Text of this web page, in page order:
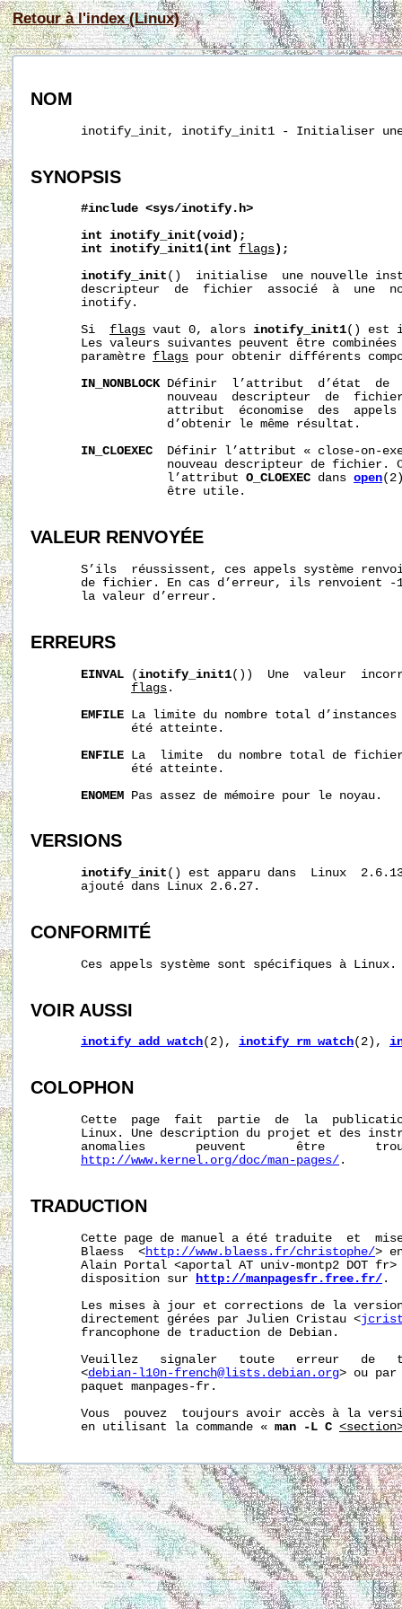
Retour à l'index (Linux)
NOM
inotify_init, inotify_init1 - Initialiser
SYNOPSIS
#include <sys/inotify.h>
int inotify_init(void);
int inotify_init1(int flags );
inotify_init ()  initialise  une nouvelle
descripteur  de  fichier  associé  à  une
       inotify.
       Si
flags vaut 0, alors inotify_init1() est
Les valeurs suivantes peuvent être
       paramètre
flags pour obtenir différents
IN_NONBLOCK Définir  l’attribut  d’état
nouveau  descripteur  de
attribut  économise  des
                   d’obtenir le même résultat.
IN_CLOEXEC
Définir l’attribut « close-on-
nouveau descripteur de fichier.
                   l’attribut
O_CLOEXEC dans open
                   être utile.
VALEUR RENVOYÉE
S’ils  réussissent, ces appels système
de fichier. En cas d’erreur, ils renvoient
       la valeur d’erreur.
ERREURS
EINVAL (inotify_init1())  Une  valeur
flags .
EMFILE La limite du nombre total
              été atteinte.
ENFILE La  limite  du nombre total de
              été atteinte.
ENOMEM Pas assez de mémoire pour le noyau.
VERSIONS
inotify_init () est apparu dans  Linux
       ajouté dans Linux 2.6.27.
CONFORMITÉ
       Ces appels système sont spécifiques à Linux.
VOIR AUSSI
inotify_add_watch(2), inotify_rm_watch(2),
COLOPHON
Cette  page  fait  partie  de  la
Linux. Une description du projet et des
anomalies       peuvent       être
http://www.kernel.org/doc/man-pages/ .
TRADUCTION
Cette page de manuel a été traduite  et
       Blaess  <
http://www.blaess.fr/christophe/>
Alain Portal <aportal AT univ-montp2 DOT
       disposition sur
http://manpagesfr.free.fr/ .
Les mises à jour et corrections de la
       directement gérées par Julien Cristau <
       francophone de traduction de Debian.
Veuillez   signaler   toute   erreur   de
       <
debian-l10n-french@lists.debian.org> ou par
       paquet manpages-fr.
Vous  pouvez  toujours avoir accès à la
       en utilisant la commande «
man -L C